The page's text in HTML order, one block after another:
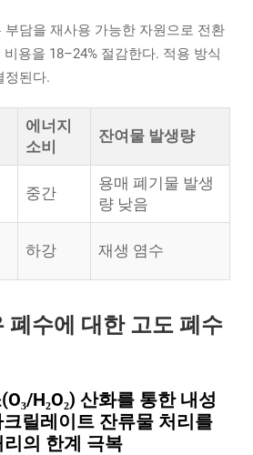
부담을 재사용 가능한 자원으로 전환
용을 18–24% 절감한다. 적용 방식
정된다.
에너지
소비
잔여물 발생량
중간
용매 폐기물 발생
량 낮음
하강 재생 염수
폐수에 대한 고도 폐수
H₂O₂) 산화를 통한 내성
릴레이트 잔류물 처리를
의 한계 극복